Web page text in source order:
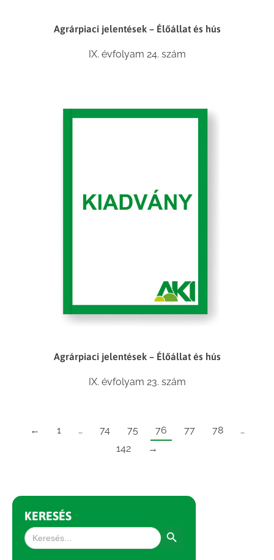
Agrárpiaci jelentések – Élőállat és hús
IX. évfolyam 24. szám
Agrárpiaci jelentések – Élőállat és hús
IX. évfolyam 23. szám
← 1 … 74 75 76 77 78
…
142
→
KERESÉS
Search
for: